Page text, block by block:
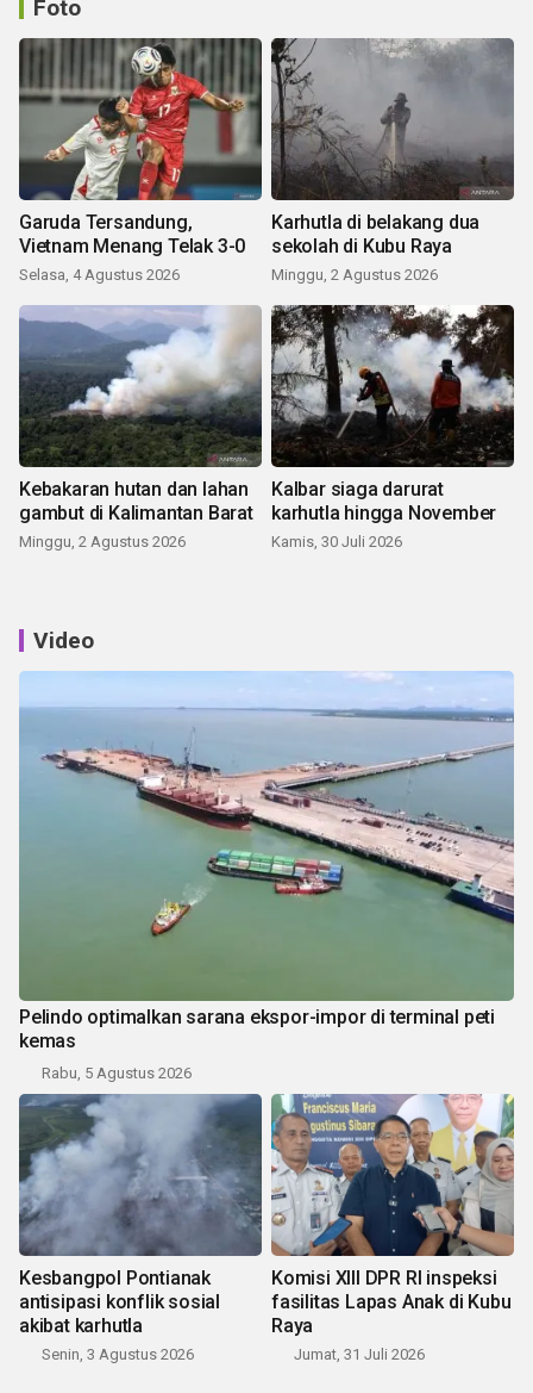
Foto
Garuda Tersandung,
Vietnam Menang Telak 3-0
Selasa, 4 Agustus 2026
Karhutla di belakang dua
sekolah di Kubu Raya
Minggu, 2 Agustus 2026
Kebakaran hutan dan lahan
gambut di Kalimantan Barat
Minggu, 2 Agustus 2026
Kalbar siaga darurat
karhutla hingga November
Kamis, 30 Juli 2026
Video
Pelindo optimalkan sarana ekspor-impor di terminal peti
kemas
Rabu, 5 Agustus 2026
Kesbangpol Pontianak
antisipasi konflik sosial
akibat karhutla
Senin, 3 Agustus 2026
Komisi XIII DPR RI inspeksi
fasilitas Lapas Anak di Kubu
Raya
Jumat, 31 Juli 2026